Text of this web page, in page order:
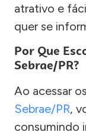
atrativo e
quer se
Por Que
Sebrae/PR?
Ao acessar
Sebrae/PR,
consumindo